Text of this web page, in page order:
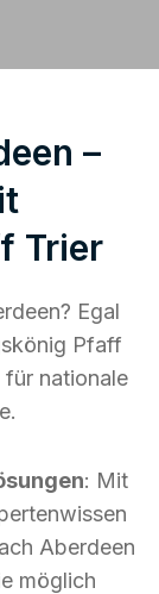
–
Trier
Egal
Pfaff
für nationale
: Mit
Aberdeen
möglich